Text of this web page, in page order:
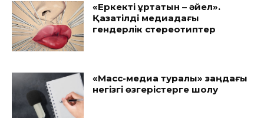
«Еркекті құртатын – әйел».
Қазақтілді медиадағы
гендерлік стереотиптер
«Масс-медиа туралы» заңдағы
негізгі өзгерістерге шолу